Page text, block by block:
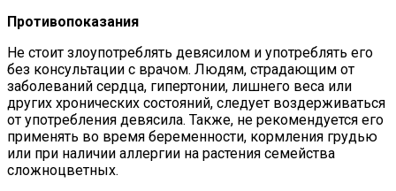
Противопоказания
Не стоит злоупотреблять девясилом и употреблять его
без консультации с врачом. Людям, страдающим от
заболеваний сердца, гипертонии, лишнего веса или
других хронических состояний, следует воздерживаться
от употребления девясила. Также, не рекомендуется его
применять во время беременности, кормления грудью
или при наличии аллергии на растения семейства
сложноцветных.